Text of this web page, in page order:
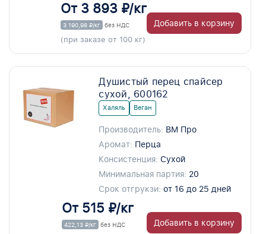
От 3 893 ₽/кг
3 190,98 ₽/кг без НДС
(при заказе от 100 кг)
Добавить в корзину
Душистый перец спайсер
сухой, 600162
Халяль Веган
Производитель: ВМ Про
Аромат: Перца
Консистенция: Сухой
Минимальная партия: 20
Срок отгрукзи: от 16 до 25 дней
От 515 ₽/кг
422,13 ₽/кг без НДС Добавить в корзину